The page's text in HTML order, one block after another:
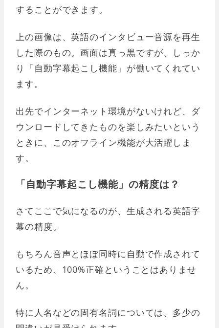
することができます。
上の画像は、英語のインタビュー音源を再生
した際のもの。画面は真っ黒ですが、しっか
り「自動字幕起こし機能」が働いてくれてい
ます。
出先でインターネット環境がないけれど、ダ
ウンロードしてきたものを楽しみたいという
ときに、このオフライン機能が大活躍しま
す。
「自動字幕起こし機能」の精度は？
さてここで気になるのが、生成される英語字
幕の精度。
もちろん音声とほぼ同時に自動で作成されて
いるため、100%正確ということはありませ
ん。
特に人名などの固有名詞については、多少の